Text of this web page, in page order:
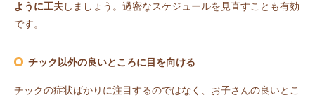
ように工夫 しましょう。過密なスケジュールを見直すことも有効
です。
チック以外の良いところに目を向ける
チックの症状ばかりに注目するのではなく、お子さんの良いとこ